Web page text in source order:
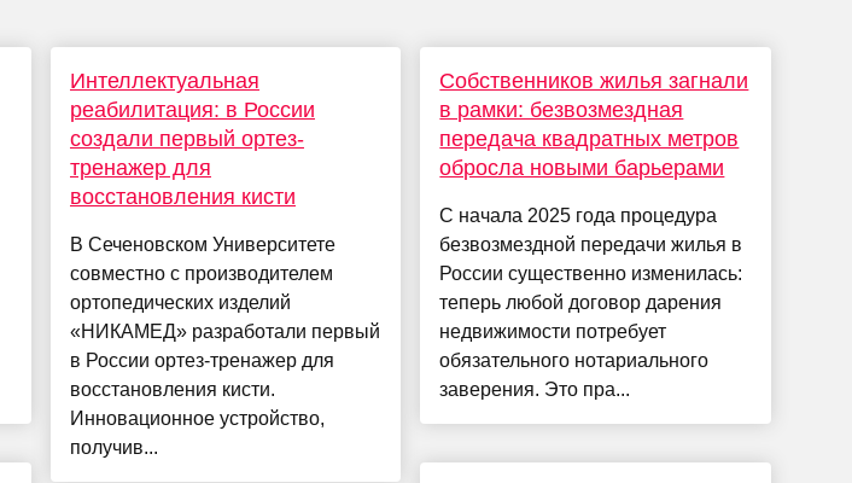
Интеллектуальная
реабилитация: в России
создали первый ортез-
тренажер для
восстановления кисти
В Сеченовском Университете
совместно с производителем
ортопедических изделий
«НИКАМЕД» разработали первый
в России ортез-тренажер для
восстановления кисти.
Инновационное устройство,
получив...
Собственников жилья загнали
в рамки: безвозмездная
передача квадратных метров
обросла новыми барьерами
С начала 2025 года процедура
безвозмездной передачи жилья в
России существенно изменилась:
теперь любой договор дарения
недвижимости потребует
обязательного нотариального
заверения. Это пра...